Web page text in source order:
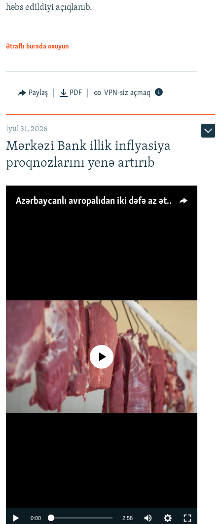
həbs edildiyi açıqlanıb.
Ətraflı burada oxuyun
Paylaş PDF VPN-siz açmaq
İyul 31, 2026
Mərkəzi Bank illik inflyasiya
proqnozlarını yenə artırıb
Azərbaycanlı avropalıdan iki dəfə az ət yeyir, amma... 'Qiymət artımı qaçılmazdır'
No media source currently available
0:00 2:58